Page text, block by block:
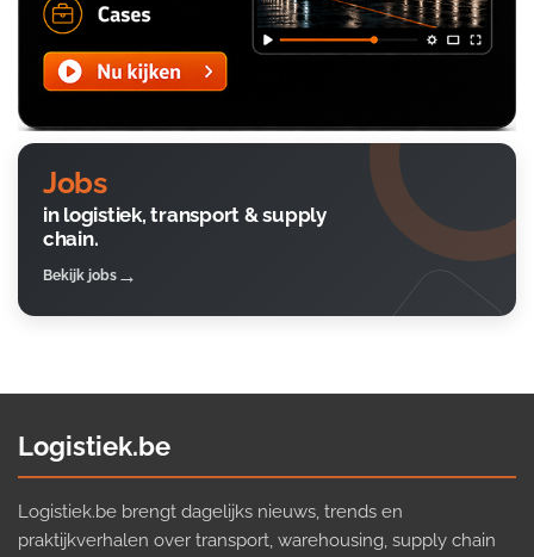
Jobs
in logistiek, transport & supply
chain.
Bekijk jobs
Logistiek.be
Logistiek.be brengt dagelijks nieuws, trends en
praktijkverhalen over transport, warehousing, supply chain